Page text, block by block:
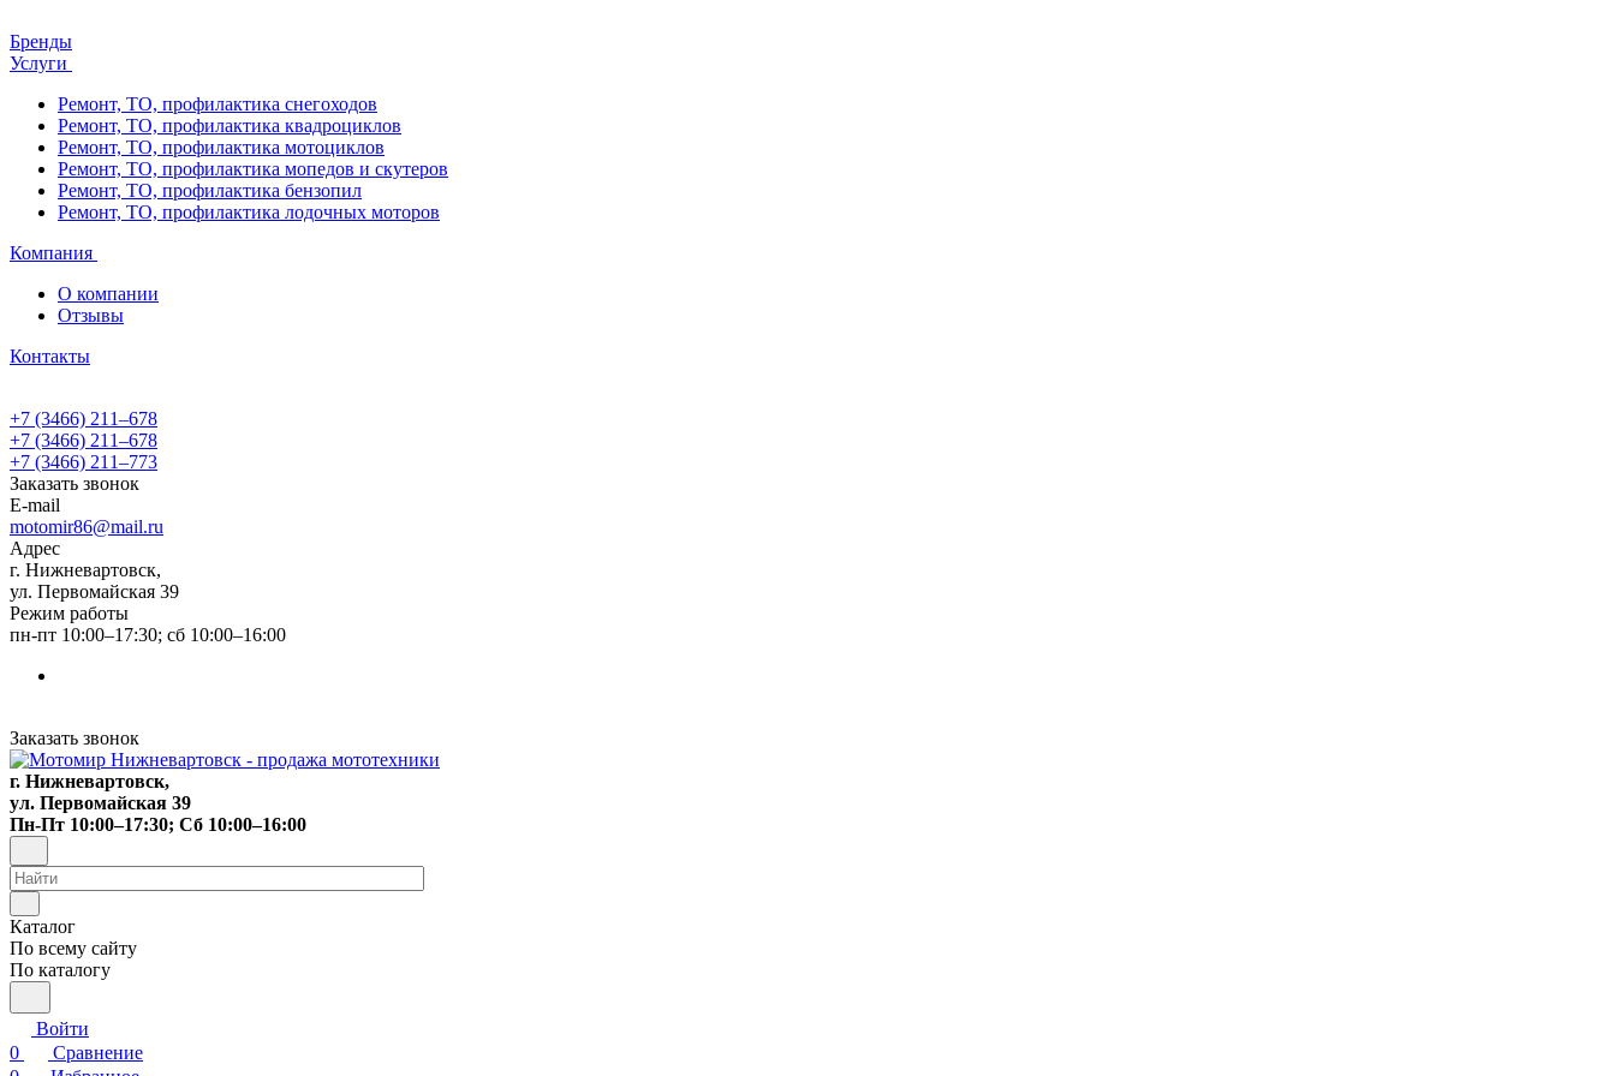
Бренды
Услуги
Ремонт, ТО, профилактика снегоходов
Ремонт, ТО, профилактика квадроциклов
Ремонт, ТО, профилактика мотоциклов
Ремонт, ТО, профилактика мопедов и скутеров
Ремонт, ТО, профилактика бензопил
Ремонт, ТО, профилактика лодочных моторов
Компания
О компании
Отзывы
Контакты
+7 (3466) 211‒678
+7 (3466) 211‒678
+7 (3466) 211‒773
Заказать звонок
E-mail
motomir86@mail.ru
Адрес
г. Нижневартовск,
ул. Первомайская 39
Режим работы
пн-пт 10:00–17:30; сб 10:00–16:00
Заказать звонок
г. Нижневартовск,
ул. Первомайская 39
Пн-Пт 10:00–17:30; Сб 10:00–16:00
Каталог
По всему сайту
По каталогу
Войти
0
Сравнение